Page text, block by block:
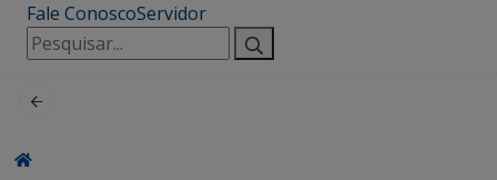
Fale ConoscoServidor
Pesquisar
por: